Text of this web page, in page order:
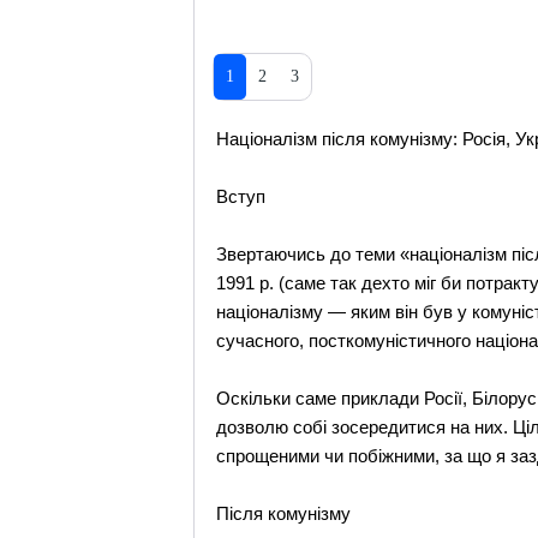
1 2 3
Націоналізм після комунізму: Росія,
Вступ
Звертаючись до теми «націоналізм
1991 р. (саме так дехто міг би
націоналізму — яким він був у
сучасного, посткомуністичного
Оскільки саме приклади Росії,
дозволю собі зосередитися на них.
спрощеними чи побіжними, за що я
Після комунізму